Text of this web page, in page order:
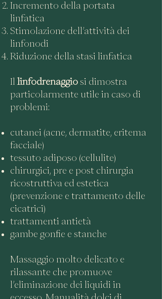
Incremento della portata
linfatica
Stimolazione dell’attività dei
linfonodi
Riduzione della stasi linfatica
Il linfodrenaggio si dimostra
particolarmente utile in caso di
problemi:
cutanei (acne, dermatite, eritema
facciale)
tessuto adiposo (cellulite)
chirurgici, pre e post chirurgia
ricostruttiva ed estetica
(prevenzione e trattamento delle
cicatrici)
trattamenti antietà
gambe gonfie e stanche
Massaggio molto delicato e
rilassante che promuove
l’eliminazione dei liquidi in
eccesso. Manualità dolci di